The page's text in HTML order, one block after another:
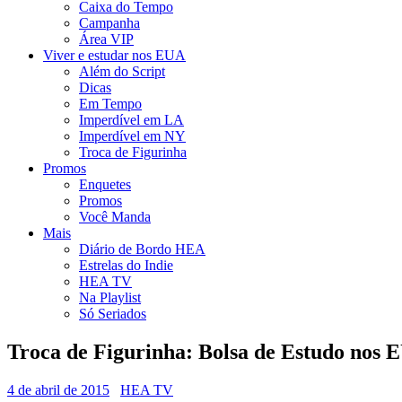
Caixa do Tempo
Campanha
Área VIP
Viver e estudar nos EUA
Além do Script
Dicas
Em Tempo
Imperdível em LA
Imperdível em NY
Troca de Figurinha
Promos
Enquetes
Promos
Você Manda
Mais
Diário de Bordo HEA
Estrelas do Indie
HEA TV
Na Playlist
Só Seriados
Troca de Figurinha: Bolsa de Estudo nos
4 de abril de 2015 HEA TV